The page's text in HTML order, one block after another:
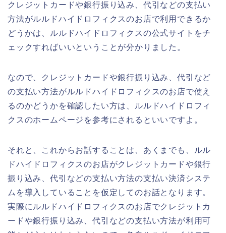
クレジットカードや銀行振り込み、代引などの支払い
方法がルルドハイドロフィクスのお店で利用できるか
どうかは、ルルドハイドロフィクスの公式サイトをチ
ェックすればいいということが分かりました。
なので、クレジットカードや銀行振り込み、代引など
の支払い方法がルルドハイドロフィクスのお店で使え
るのかどうかを確認したい方は、ルルドハイドロフィ
クスのホームページを参考にされるといいですよ。
それと、これからお話することは、あくまでも、ルル
ドハイドロフィクスのお店がクレジットカードや銀行
振り込み、代引などの支払い方法の支払い決済システ
ムを導入していることを仮定してのお話となります。
実際にルルドハイドロフィクスのお店でクレジットカ
ードや銀行振り込み、代引などの支払い方法が利用可